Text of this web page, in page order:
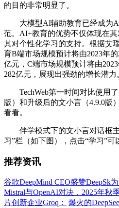
的目的非常明显了。
大模型AI辅助教育已经成为AI
范。AI+教育的优势不仅体现在
其对个性化学习的支持。根据艾
育B端市场规模预计将由2023年
亿元，C端市场规模预计将由
282亿元，展现出强劲的增长潜力
TechWeb第一时间对比使用了
版）和升级后的文小言（4.9.0版
看看。
伴学模式下的文小言对话框主
习”栏（如下图），点击“学习”可
推荐资讯
谷歌DeepMind CEO盛赞DeepSk
Mistral与OpenAI对决，2025年秋
片创新企业Groq：
爆火的